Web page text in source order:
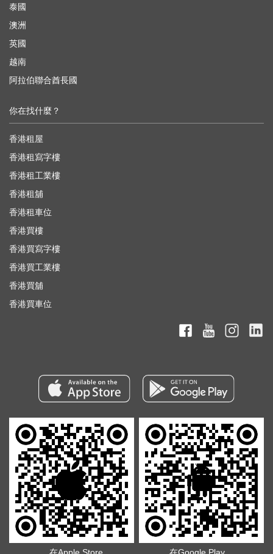
泰國
澳洲
英國
越南
阿拉伯聯合酋長國
你在找什麼？
香港租屋
香港租寫字樓
香港租工業樓
香港租舖
香港租車位
香港買樓
香港買寫字樓
香港買工業樓
香港買舖
香港買車位